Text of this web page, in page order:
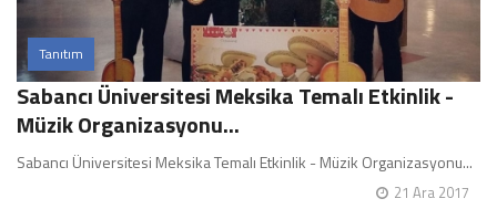
Tanıtım
Sabancı Üniversitesi Meksika Temalı Etkinlik -
Müzik Organizasyonu...
Sabancı Üniversitesi Meksika Temalı Etkinlik - Müzik Organizasyonu...
21 Ara 2017